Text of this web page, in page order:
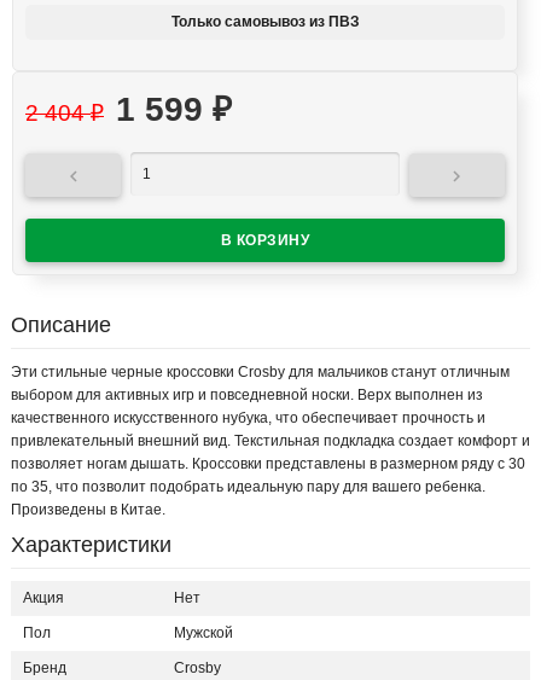
Только самовывоз из ПВЗ
2 404₽ 1 599 ₽
 
Описание
Эти стильные черные кроссовки Crosby для мальчиков станут отличным
выбором для активных игр и повседневной носки. Верх выполнен из
качественного искусственного нубука, что обеспечивает прочность и
привлекательный внешний вид. Текстильная подкладка создает комфорт и
позволяет ногам дышать. Кроссовки представлены в размерном ряду с 30
по 35, что позволит подобрать идеальную пару для вашего ребенка.
Произведены в Китае.
Характеристики
Акция Нет
Пол Мужской
Бренд Crosby